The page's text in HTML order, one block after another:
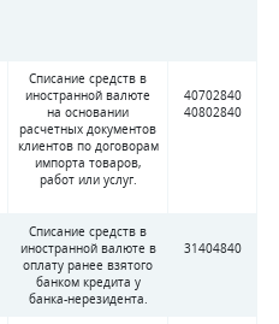
Списание средств в
иностранной валюте
на основании
расчетных документов
клиентов по договорам
импорта товаров,
работ или услуг.
40702840
40802840
Списание средств в
иностранной валюте в
оплату ранее взятого
банком кредита у
банка-нерезидента.
31404840